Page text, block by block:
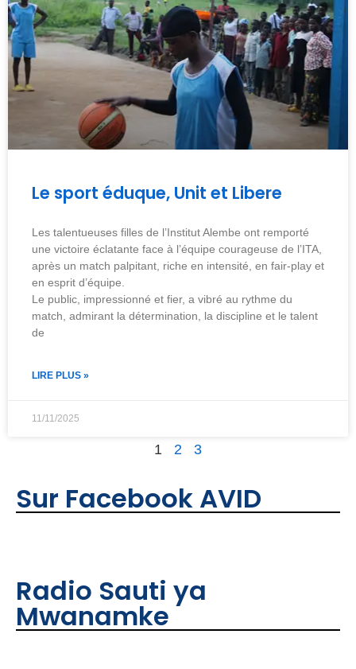
Le sport éduque, Unit et Libere
Les talentueuses filles de l’Institut Alembe ont remporté
une victoire éclatante face à l’équipe courageuse de l’ITA,
après un match palpitant, riche en intensité, en fair-play et
en esprit d’équipe.
Le public, impressionné et fier, a vibré au rythme du
match, admirant la détermination, la discipline et le talent
de
LIRE PLUS »
11/11/2025
1 2 3
Sur Facebook AVID
Radio Sauti ya
Mwanamke